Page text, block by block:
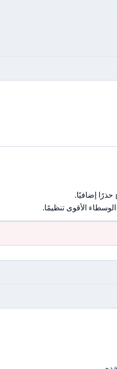
إضافيًا.
الأقوى تنظيمًا.